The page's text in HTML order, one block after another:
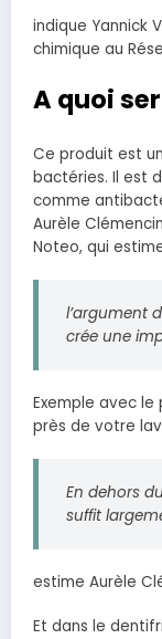
indique Yannick
chimique au
A quoi
Ce produit est
bactéries. Il est
comme
Aurèle
Noteo, qui
l’argument
crée une
Exemple avec
près de votre
En dehors
suffit
estime Aurèle
Et dans le